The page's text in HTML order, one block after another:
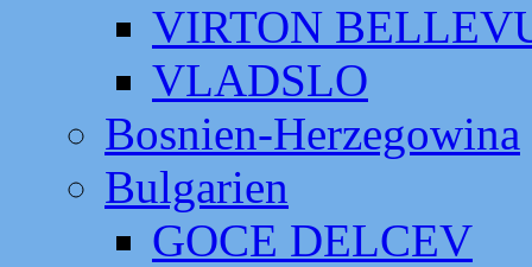
VIRTON
VLADSLO
Bosnien-Herzegowina
Bulgarien
GOCE DELCEV